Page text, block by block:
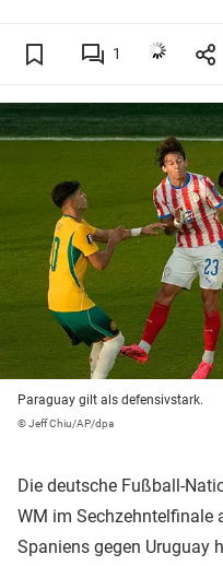
1
Paraguay gilt als defensivstark.
© Jeff Chiu/AP/dpa
Die deutsche Fußball-
WM im Sechzehntelfinale
Spaniens gegen Uruguay